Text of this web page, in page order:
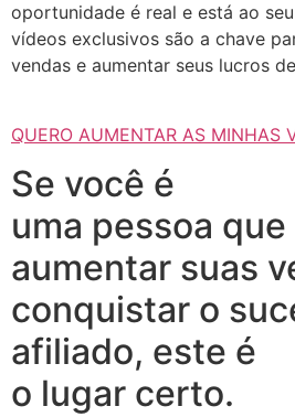
oportunidade é real e está ao
vídeos exclusivos são a chave
vendas e aumentar seus lucros
QUERO AUMENTAR AS MINHAS
Se você é
uma pessoa
aumentar suas
conquistar o
afiliado, este é
o lugar certo.